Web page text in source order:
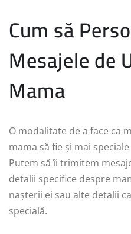
Cum să
Mesajele de
Mama
O modalitate de a face ca
mama să fie și mai
Putem să îi trimitem
detalii specifice despre
nașterii ei sau alte detalii
specială.